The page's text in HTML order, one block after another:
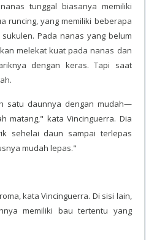
tunggal biasanya memiliki
runcing, yang memiliki beberapa
Pada nanas yang belum
melekat kuat pada nanas dan
dengan keras. Tapi saat
satu daunnya dengan mudah—
matang," kata Vincinguerra. Dia
sehelai daun sampai terlepas
mudah lepas."
kata Vincinguerra. Di sisi lain,
memiliki bau tertentu yang